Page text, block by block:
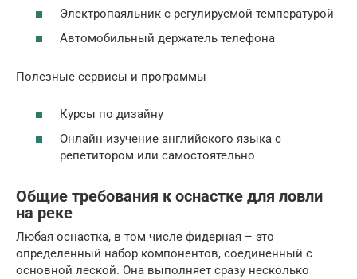
Электропаяльник с регулируемой температурой
Автомобильный держатель телефона
Полезные сервисы и программы
Курсы по дизайну
Онлайн изучение английского языка с
репетитором или самостоятельно
Общие требования к оснастке для ловли
на реке
Любая оснастка, в том числе фидерная – это
определенный набор компонентов, соединенный с
основной леской. Она выполняет сразу несколько